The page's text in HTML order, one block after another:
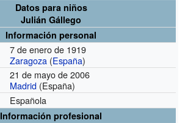
Datos para niños
Julián Gállego
Información personal
7 de enero de 1919
Zaragoza (España)
21 de mayo de 2006
Madrid (España)
Española
Información profesional